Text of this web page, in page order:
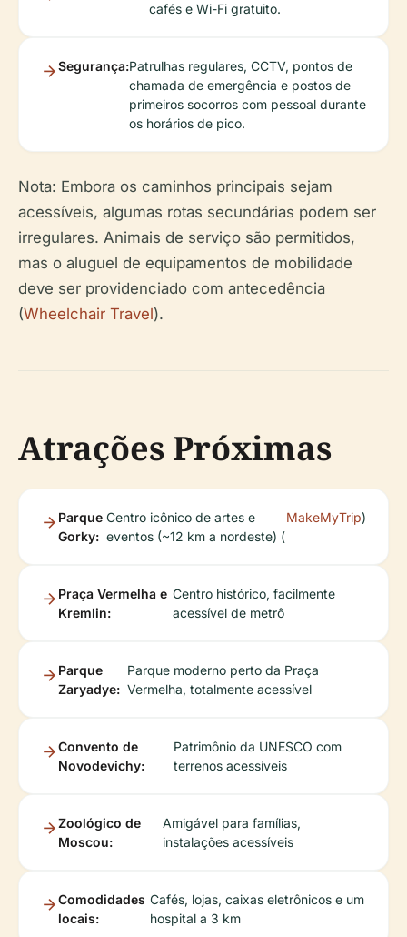
cafés e Wi-Fi gratuito.
Segurança:Patrulhas regulares, CCTV, pontos de
chamada de emergência e postos de
primeiros socorros com pessoal durante
os horários de pico.
Nota: Embora os caminhos principais sejam
acessíveis, algumas rotas secundárias podem ser
irregulares. Animais de serviço são permitidos,
mas o aluguel de equipamentos de mobilidade
deve ser providenciado com antecedência
(Wheelchair Travel).
Atrações Próximas
Parque
Gorky:
Centro icônico de artes e
eventos (~12 km a nordeste) (
MakeMyTrip)
Praça Vermelha e
Kremlin:
Centro histórico, facilmente
acessível de metrô
Parque
Zaryadye:
Parque moderno perto da Praça
Vermelha, totalmente acessível
Convento de
Novodevichy:
Patrimônio da UNESCO com
terrenos acessíveis
Zoológico de
Moscou:
Amigável para famílias,
instalações acessíveis
Comodidades
locais:
Cafés, lojas, caixas eletrônicos e um
hospital a 3 km